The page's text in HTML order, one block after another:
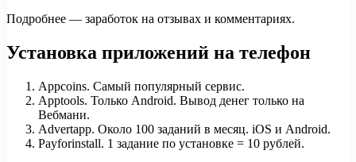
Подробнее — заработок на отзывах и комментариях.
Установка приложений на телефон
Appcoins. Самый популярный сервис.
Apptools. Только Android. Вывод денег только на
Вебмани.
Advertapp. Около 100 заданий в месяц. iOS и Android.
Payforinstall. 1 задание по установке = 10 рублей.